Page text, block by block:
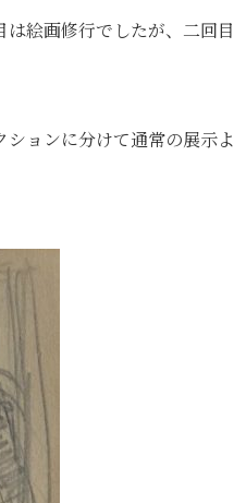
絵画修行でしたが、二回目
ョンに分けて通常の展示よ